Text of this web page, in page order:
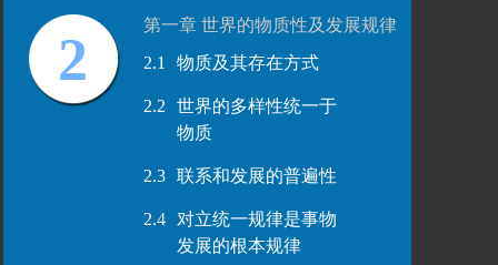
2
第一章 世界的物质性及发展规律
2.1
物质及其存在方式
2.2
世界的多样性统一于
物质
2.3 联系和发展的普遍性
2.4
对立统一规律是事物
发展的根本规律